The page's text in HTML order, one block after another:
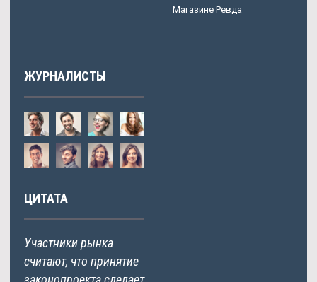
Магазине Ревда
ЖУРНАЛИСТЫ
ЦИТАТА
Участники рынка
считают, что принятие